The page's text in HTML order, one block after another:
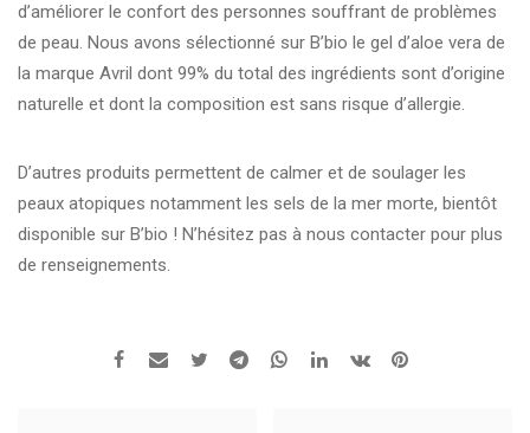
d’améliorer le confort des personnes souffrant de problèmes
de peau. Nous avons sélectionné sur B’bio le gel d’aloe vera de
la marque Avril dont 99% du total des ingrédients sont d’origine
naturelle et dont la composition est sans risque d’allergie.
D’autres produits permettent de calmer et de soulager les
peaux atopiques notamment les sels de la mer morte, bientôt
disponible sur B’bio ! N’hésitez pas à nous contacter pour plus
de renseignements.